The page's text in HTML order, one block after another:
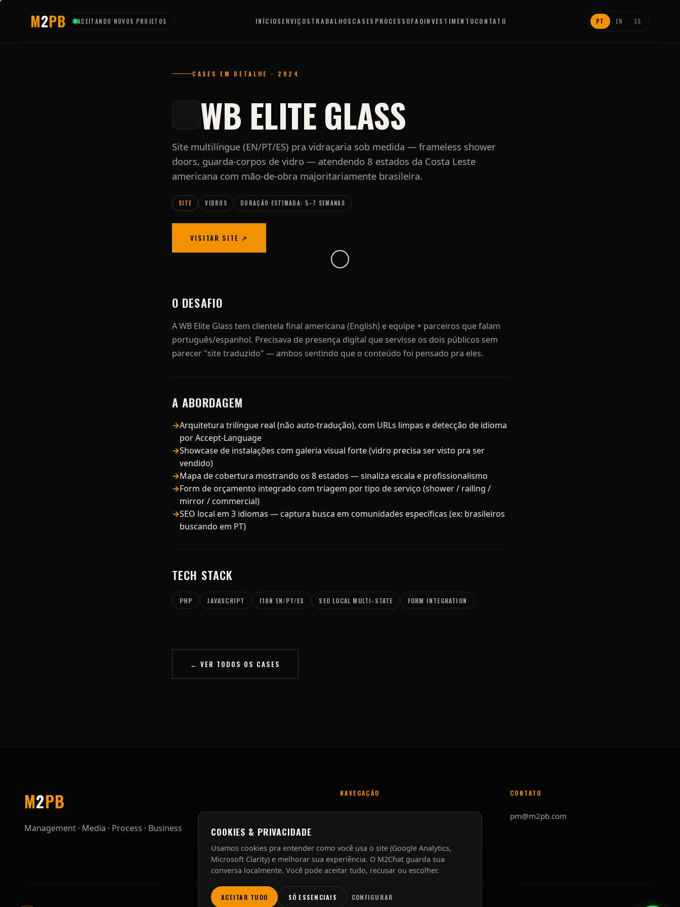
COOKIES & PRIVACIDADE
Usamos cookies pra entender como você usa o site (Google Analytics,
Microsoft Clarity) e melhorar sua experiência. O M2Chat guarda sua
conversa localmente. Você pode aceitar tudo, recusar ou escolher.
ACEITAR TUDO SÓ ESSENCIAIS CONFIGURAR
M2PB ACEITANDO NOVOS PROJETOS INÍCIOSERVIÇOS TRABALHOS CASES PROCESSOFAQINVESTIMENTOCONTATO PT EN ES
CASES EM DETALHE · 2024
WB ELITE GLASS
Site multilíngue (EN/PT/ES) pra vidraçaria sob medida — frameless shower
doors, guarda-corpos de vidro — atendendo 8 estados da Costa Leste
americana com mão-de-obra majoritariamente brasileira.
SITE VIDROS DURAÇÃO ESTIMADA: 5–7 SEMANAS
VISITAR SITE ↗
O DESAFIO
A WB Elite Glass tem clientela final americana (English) e equipe + parceiros que falam
português/espanhol. Precisava de presença digital que servisse os dois públicos sem
parecer "site traduzido" — ambos sentindo que o conteúdo foi pensado pra eles.
A ABORDAGEM
Arquitetura trilíngue real (não auto-tradução), com URLs limpas e detecção de idioma
por Accept-Language
Showcase de instalações com galeria visual forte (vidro precisa ser visto pra ser
vendido)
Mapa de cobertura mostrando os 8 estados — sinaliza escala e profissionalismo
Form de orçamento integrado com triagem por tipo de serviço (shower / railing /
mirror / commercial)
SEO local em 3 idiomas — captura busca em comunidades específicas (ex: brasileiros
buscando em PT)
TECH STACK
PHP JAVASCRIPT I18N EN/PT/ES SEO LOCAL MULTI-STATE FORM INTEGRATION
← VER TODOS OS CASES
M2PB
Management · Media · Process · Business
NAVEGAÇÃO
Contato
CONTATO
pm@m2pb.com